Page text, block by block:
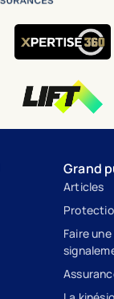
Grand
Articles
Faire